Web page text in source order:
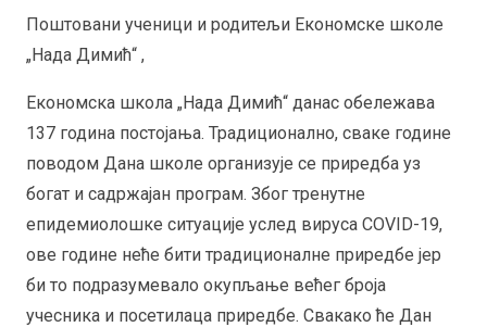
Поштовани ученици и родитељи Економске школе
„Нада Димић“ ,
Економска школа „Нада Димић“ данас обележава
137 година постојања. Традиционално, сваке године
поводом Дана школе организује се приредба уз
богат и садржајан програм. Због тренутне
епидемиолошке ситуације услед вируса COVID-19,
ове године неће бити традиционалне приредбе јер
би то подразумевало окупљање већег броја
учесника и посетилаца приредбе. Свакако ће Дан